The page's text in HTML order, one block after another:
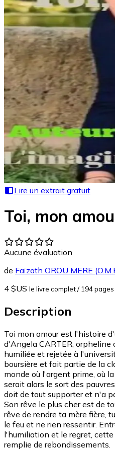
Lire un extrait gratuit
Toi, mon
Aucune évaluation
de Faïzath OROU MERE
4 $US le livre complet/ 194 pages
Description
Toi mon amour est l'histoire
d'Angela CARTER, orpheline
humiliée et rejetée à
boursière et fait partie de la
monde où l'argent prime, où
serait alors le sort des
doit de tout supporter et n'a
Son rêve le plus cher est de
rêve de rendre ta mère fière,
le feu et ne rien ressentir.
l'humiliation et le regret,
remplie de rebondissements.